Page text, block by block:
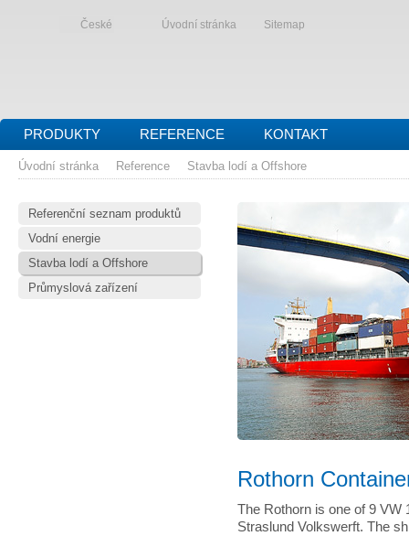
České Úvodní stránka Sitemap
PRODUKTY REFERENCE KONTAKT
Úvodní stránka Reference Stavba lodí a Offshore
Referenční seznam produktů
Vodní energie
Stavba lodí a Offshore
Průmyslová zařízení
Rothorn
The Rothorn is one of 9 VW
Straslund Volkswerft. The